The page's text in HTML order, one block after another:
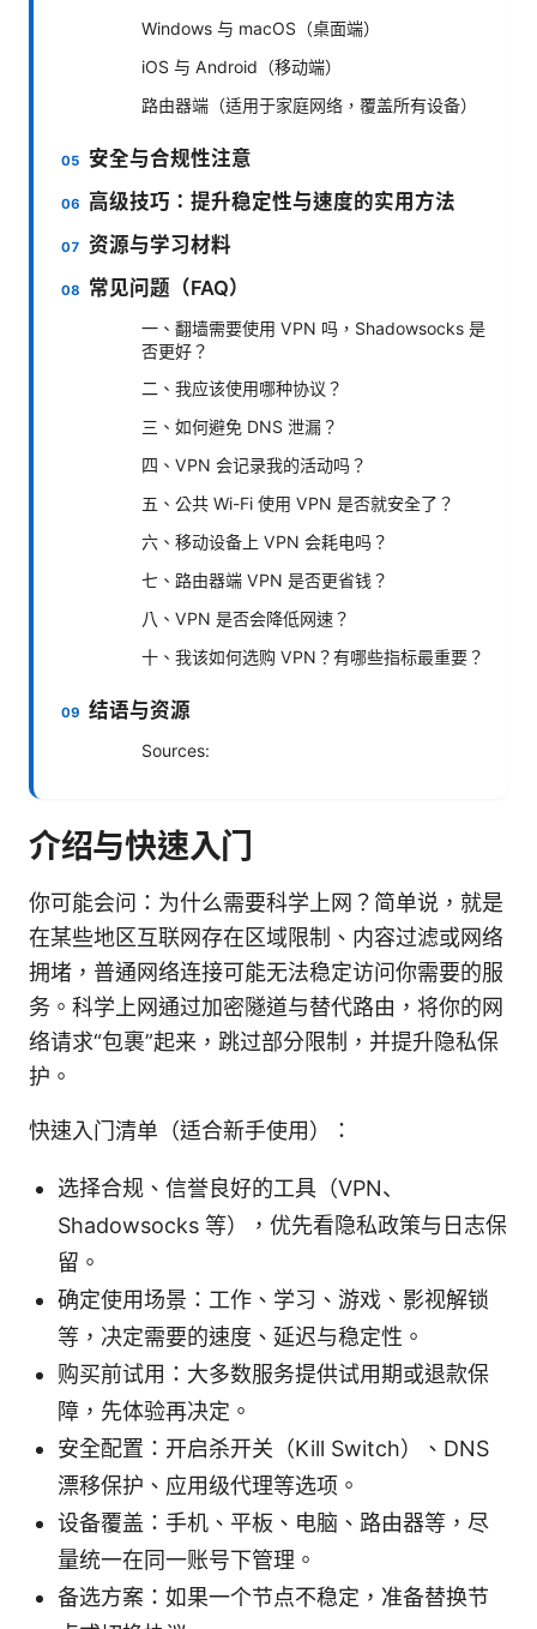
Windows 与 macOS（桌面端）
iOS 与 Android（移动端）
路由器端（适用于家庭网络，覆盖所有设备）
安全与合规性注意
高级技巧：提升稳定性与速度的实用方法
资源与学习材料
常见问题（FAQ）
一、翻墙需要使用 VPN 吗，Shadowsocks 是
否更好？
二、我应该使用哪种协议？
三、如何避免 DNS 泄漏？
四、VPN 会记录我的活动吗？
五、公共 Wi-Fi 使用 VPN 是否就安全了？
六、移动设备上 VPN 会耗电吗？
七、路由器端 VPN 是否更省钱？
八、VPN 是否会降低网速？
十、我该如何选购 VPN？有哪些指标最重要？
结语与资源
Sources:
介绍与快速入门
你可能会问：为什么需要科学上网？简单说，就是
在某些地区互联网存在区域限制、内容过滤或网络
拥堵，普通网络连接可能无法稳定访问你需要的服
务。科学上网通过加密隧道与替代路由，将你的网
络请求“包裹”起来，跳过部分限制，并提升隐私保
护。
快速入门清单（适合新手使用）：
选择合规、信誉良好的工具（VPN、
Shadowsocks 等），优先看隐私政策与日志保
留。
确定使用场景：工作、学习、游戏、影视解锁
等，决定需要的速度、延迟与稳定性。
购买前试用：大多数服务提供试用期或退款保
障，先体验再决定。
安全配置：开启杀开关（Kill Switch）、DNS
漂移保护、应用级代理等选项。
设备覆盖：手机、平板、电脑、路由器等，尽
量统一在同一账号下管理。
备选方案：如果一个节点不稳定，准备替换节